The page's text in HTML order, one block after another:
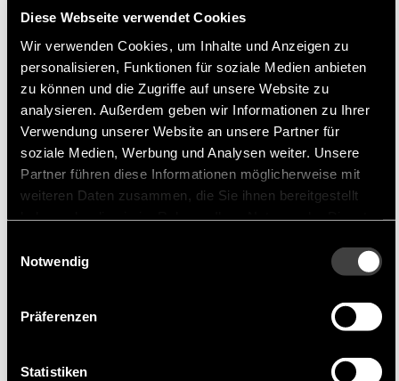
Diese Webseite verwendet Cookies
Wir verwenden Cookies, um Inhalte und Anzeigen zu
personalisieren, Funktionen für soziale Medien anbieten
zu können und die Zugriffe auf unsere Website zu
analysieren. Außerdem geben wir Informationen zu Ihrer
Verwendung unserer Website an unsere Partner für
soziale Medien, Werbung und Analysen weiter. Unsere
Partner führen diese Informationen möglicherweise mit
weiteren Daten zusammen, die Sie ihnen bereitgestellt
Notwendig
Präferenzen
Statistiken
SEMITEC an erster Stelle. Sie bieten auch
maßgeschneiderte Produkte an, um den
unterschiedlichen Anforderungen der Kunden
gerecht zu werden.
Produktportfolio
SEMITEC bietet eine breite Pallette an Standard-
Thermistoren, Thermopiles,
berührungslose Temperatursensoren, Silizium-
Stromregeldioden.
Geeignete Anwendungen